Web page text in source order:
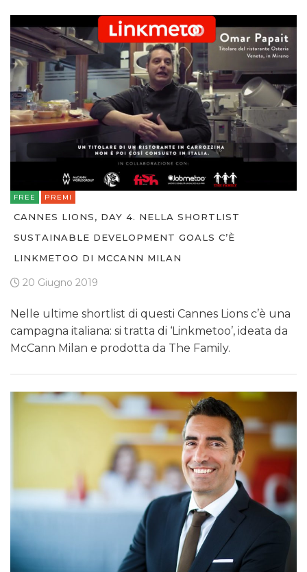
FREE PREMI
CANNES LIONS, DAY 4. NELLA SHORTLIST
SUSTAINABLE DEVELOPMENT GOALS C’È
LINKMETOO DI MCCANN MILAN
20 Giugno 2019
Nelle ultime shortlist di questi Cannes Lions c’è una
campagna italiana: si tratta di ‘Linkmetoo’, ideata da
McCann Milan e prodotta da The Family.